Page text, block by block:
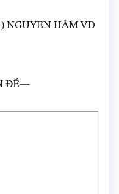
NGUYEN HÀM VD
ĐỀ—